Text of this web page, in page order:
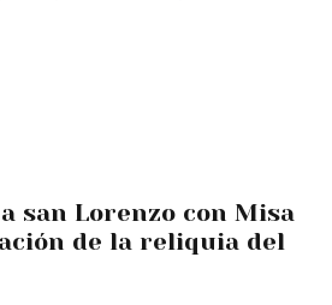
san Lorenzo con Misa
de la reliquia del